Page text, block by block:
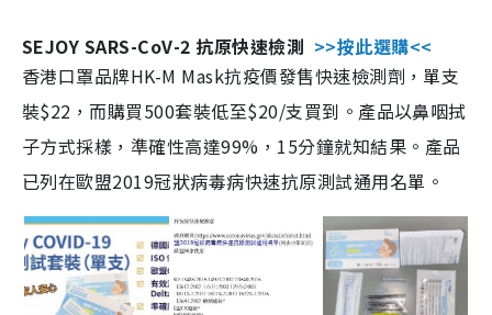
SEJOY SARS-CoV-2 抗原快速檢測 >>按此選購<<
香港口罩品牌HK-M Mask抗疫價發售快速檢測劑，單支
裝$22，而購買500套裝低至$20/支買到。產品以鼻咽拭
子方式採樣，準確性高達99%，15分鐘就知結果。產品
已列在歐盟2019冠狀病毒病快速抗原測試通用名單。